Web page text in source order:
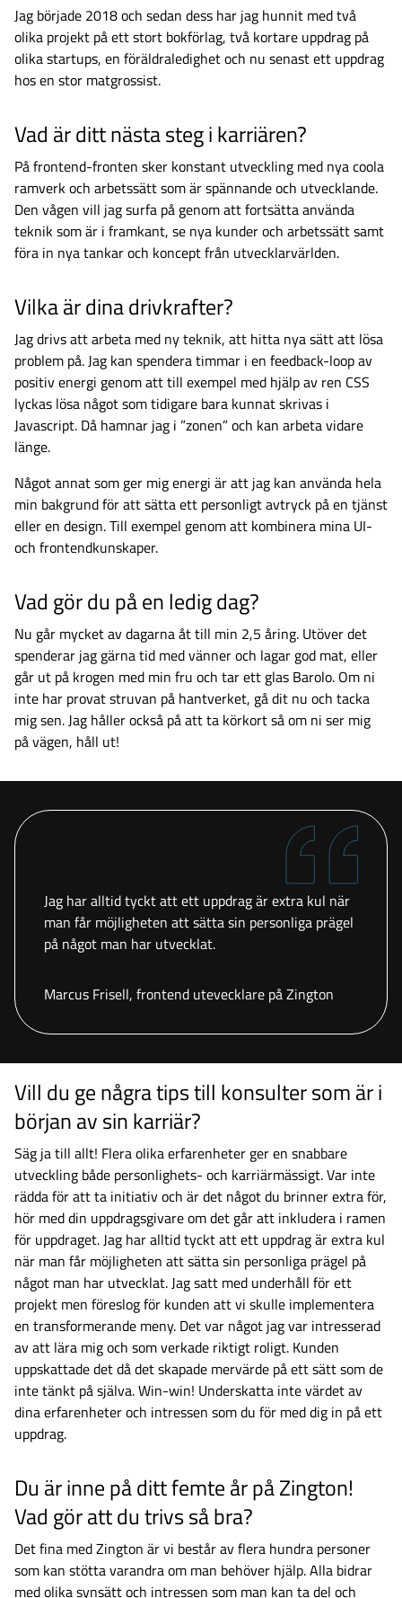
Jag började 2018 och sedan dess har jag hunnit med två
olika projekt på ett stort bokförlag, två kortare uppdrag på
olika startups, en föräldraledighet och nu senast ett uppdrag
hos en stor matgrossist.
Vad är ditt nästa steg i karriären?
På frontend-fronten sker konstant utveckling med nya coola
ramverk och arbetssätt som är spännande och utvecklande.
Den vågen vill jag surfa på genom att fortsätta använda
teknik som är i framkant, se nya kunder och arbetssätt samt
föra in nya tankar och koncept från utvecklarvärlden.
Vilka är dina drivkrafter?
Jag drivs att arbeta med ny teknik, att hitta nya sätt att lösa
problem på. Jag kan spendera timmar i en feedback-loop av
positiv energi genom att till exempel med hjälp av ren CSS
lyckas lösa något som tidigare bara kunnat skrivas i
Javascript. Då hamnar jag i ”zonen” och kan arbeta vidare
länge.
Något annat som ger mig energi är att jag kan använda hela
min bakgrund för att sätta ett personligt avtryck på en tjänst
eller en design. Till exempel genom att kombinera mina UI-
och frontendkunskaper.
Vad gör du på en ledig dag?
Nu går mycket av dagarna åt till min 2,5 åring. Utöver det
spenderar jag gärna tid med vänner och lagar god mat, eller
går ut på krogen med min fru och tar ett glas Barolo. Om ni
inte har provat struvan på hantverket, gå dit nu och tacka
mig sen. Jag håller också på att ta körkort så om ni ser mig
på vägen, håll ut!
Jag har alltid tyckt att ett uppdrag är extra kul när
man får möjligheten att sätta sin personliga prägel
på något man har utvecklat.
Marcus Frisell, frontend utevecklare på Zington
Vill du ge några tips till konsulter som är i
början av sin karriär?
Säg ja till allt! Flera olika erfarenheter ger en snabbare
utveckling både personlighets- och karriärmässigt. Var inte
rädda för att ta initiativ och är det något du brinner extra för,
hör med din uppdragsgivare om det går att inkludera i ramen
för uppdraget. Jag har alltid tyckt att ett uppdrag är extra kul
när man får möjligheten att sätta sin personliga prägel på
något man har utvecklat. Jag satt med underhåll för ett
projekt men föreslog för kunden att vi skulle implementera
en transformerande meny. Det var något jag var intresserad
av att lära mig och som verkade riktigt roligt. Kunden
uppskattade det då det skapade mervärde på ett sätt som de
inte tänkt på själva. Win-win! Underskatta inte värdet av
dina erfarenheter och intressen som du för med dig in på ett
uppdrag.
Du är inne på ditt femte år på Zington!
Vad gör att du trivs så bra?
Det fina med Zington är vi består av flera hundra personer
som kan stötta varandra om man behöver hjälp. Alla bidrar
med olika synsätt och intressen som man kan ta del och